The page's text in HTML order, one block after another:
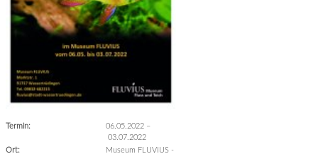
Termin: 06.05.2022 –
03.07.2022
Ort:
Museum FLUVIUS -